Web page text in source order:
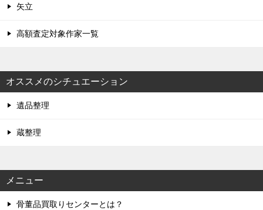
矢立
高額査定対象作家一覧
オススメのシチュエーション
遺品整理
蔵整理
メニュー
骨董品買取りセンターとは？